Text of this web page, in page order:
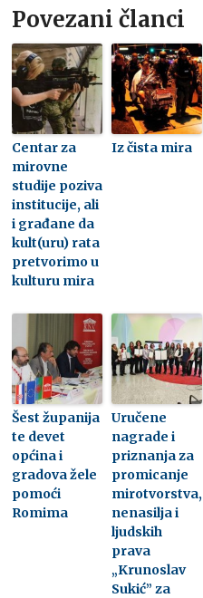
Povezani članci
Centar za
mirovne
studije poziva
institucije, ali
i građane da
kult(uru) rata
pretvorimo u
kulturu mira
Iz čista mira
Šest županija
te devet
općina i
gradova žele
pomoći
Romima
Uručene
nagrade i
priznanja za
promicanje
mirotvorstva,
nenasilja i
ljudskih
prava
„Krunoslav
Sukić” za